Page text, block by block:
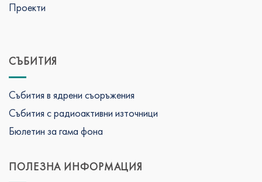
Проекти
СЪБИТИЯ
Събития в ядрени съоръжения
Събития с радиоактивни източници
Бюлетин за гама фона
ПОЛЕЗНА ИНФОРМАЦИЯ